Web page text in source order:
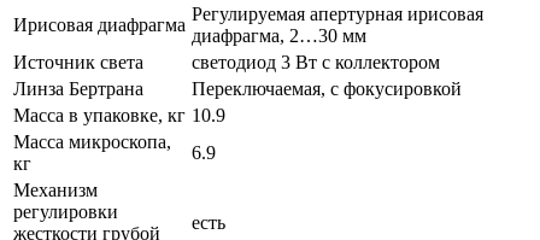
Ирисовая диафрагма
Регулируемая апертурная ирисовая
диафрагма, 2…30 мм
Источник света
светодиод 3 Вт с коллектором
Линза Бертрана
Переключаемая, с фокусировкой
Масса в упаковке, кг 10.9
Масса микроскопа,
кг
6.9
Механизм
регулировки
жесткости грубой
есть